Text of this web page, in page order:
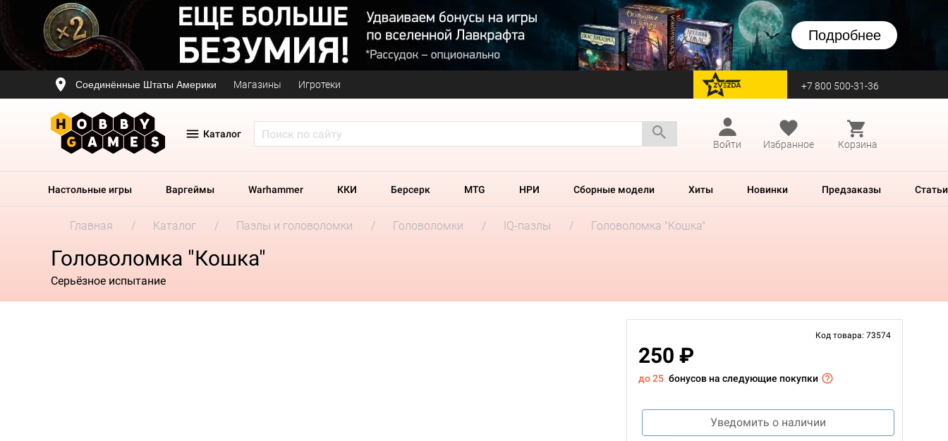
Подробнее
Соединённые Штаты Америки Магазины Игротеки перейти на Zvezda +7 800 500-31-36
Каталог
Войти
Избранное Корзина
Настольные игры Варгеймы Warhammer ККИ Берсерк MTG НРИ Сборные модели Хиты Новинки Предзаказы Статьи
Главная Каталог Пазлы и головоломки Головоломки IQ-пазлы Головоломка "Кошка"
Головоломка "Кошка"
Серьёзное испытание
Код товара: 73574
250 ₽
до 25 бонусов на следующие покупки
Уведомить о наличии